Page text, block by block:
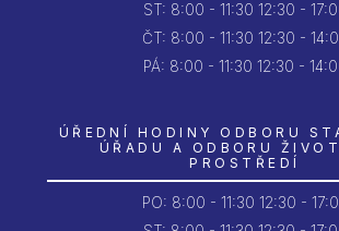
ST: 8:00 - 11:30 12:30 -
ČT: 8:00 - 11:30 12:30 -
PÁ: 8:00 - 11:30 12:30 -
ÚŘEDNÍ HODINY ODBORU
ÚŘADU A ODBORU
PROSTŘEDÍ
PO: 8:00 - 11:30 12:30 -